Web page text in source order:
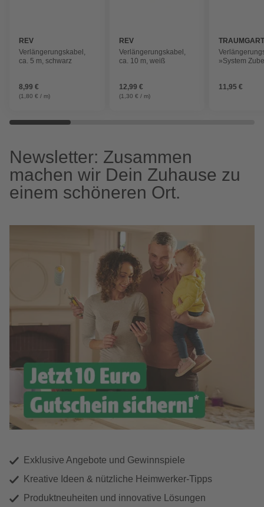
REV
Verlängerungskabel,
ca. 5 m, schwarz
8,99 €
(1,80 € / m)
REV
Verlängerungskabel,
ca. 10 m, weiß
12,99 €
(1,30 € / m)
»System
11,95 €
Newsletter: Zusammen
machen wir Dein Zuhause zu
einem schöneren Ort.
Exklusive Angebote und Gewinnspiele
Kreative Ideen & nützliche Heimwerker-Tipps
Produktneuheiten und innovative Lösungen